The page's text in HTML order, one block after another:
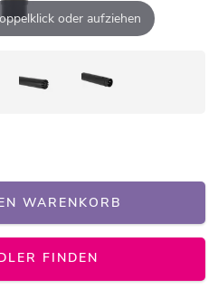
oder aufziehen
WARENKORB
FINDEN